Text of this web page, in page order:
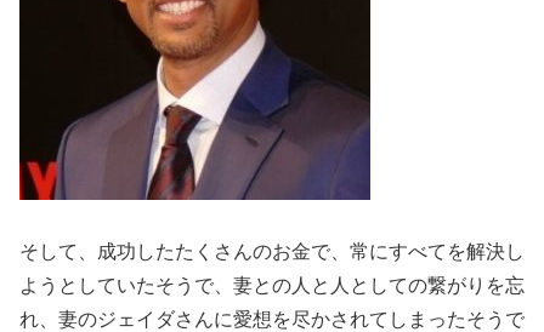
そして、成功したたくさんのお金で、常にすべてを解決し
ようとしていたそうで、妻との人と人としての繋がりを忘
れ、妻のジェイダさんに愛想を尽かされてしまったそうで